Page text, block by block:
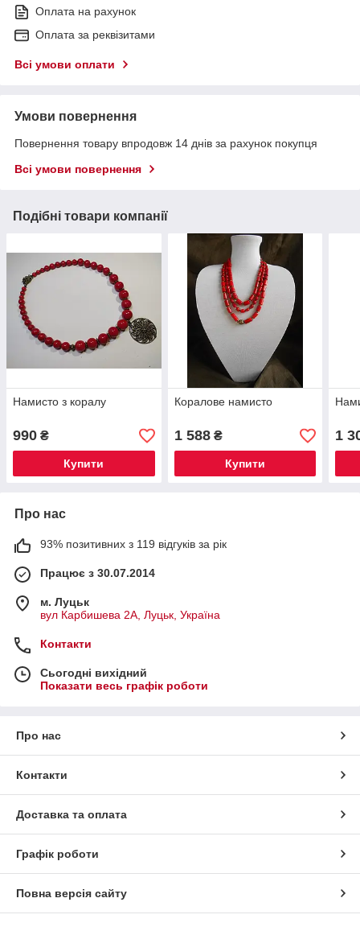
Оплата на рахунок
Оплата за реквізитами
Всі умови оплати
Умови повернення
Повернення товару впродовж 14 днів за рахунок покупця
Всі умови повернення
Подібні товари компанії
Намисто з коралу
990 ₴
Купити
Коралове намисто
1 588₴
Купити
1
Про нас
93% позитивних з 119 відгуків за рік
Працює з 30.07.2014
м. Луцьк
вул Карбишева 2А, Луцьк, Україна
Контакти
Сьогодні вихідний
Показати весь графік роботи
Про нас
Контакти
Доставка та оплата
Графік роботи
Повна версія сайту